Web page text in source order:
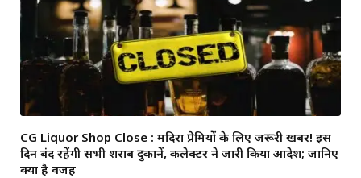
CG Liquor Shop Close : मदिरा प्रेमियों के लिए जरूरी खबर! इस
दिन बंद रहेंगी सभी शराब दुकानें, कलेक्टर ने जारी किया आदेश; जानिए
क्या है वजह